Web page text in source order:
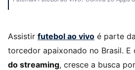
Assistir futebol ao vivo é parte
torcedor apaixonado no Brasil. E
do streaming, cresce a busca